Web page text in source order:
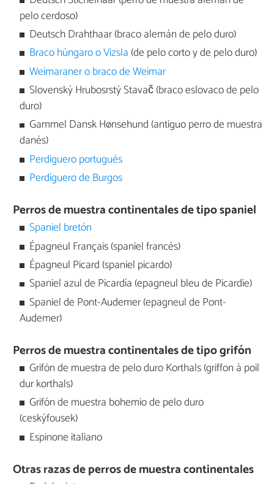
pelo cerdoso)
Deutsch Drahthaar (braco alemán de pelo duro)
Braco húngaro o Vizsla (de pelo corto y de pelo duro)
Weimaraner o braco de Weimar
Slovenský Hrubosrstý Stavač (braco eslovaco de pelo
duro)
Gammel Dansk Hønsehund (antiguo perro de muestra
danés)
Perdiguero portugués
Perdiguero de Burgos
Perros de muestra continentales de tipo spaniel
Spaniel bretón
Épagneul Français (spaniel francés)
Épagneul Picard (spaniel picardo)
Spaniel azul de Picardía (epagneul bleu de Picardie)
Spaniel de Pont-Audemer (epagneul de Pont-
Audemer)
Perros de muestra continentales de tipo grifón
Grifón de muestra de pelo duro Korthals (griffon à poil
dur korthals)
Grifón de muestra bohemio de pelo duro
(ceskýfousek)
Espinone italiano
Otras razas de perros de muestra continentales